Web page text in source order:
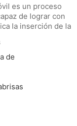
es un proceso
de lograr con
la inserción de la
El procedimi
de